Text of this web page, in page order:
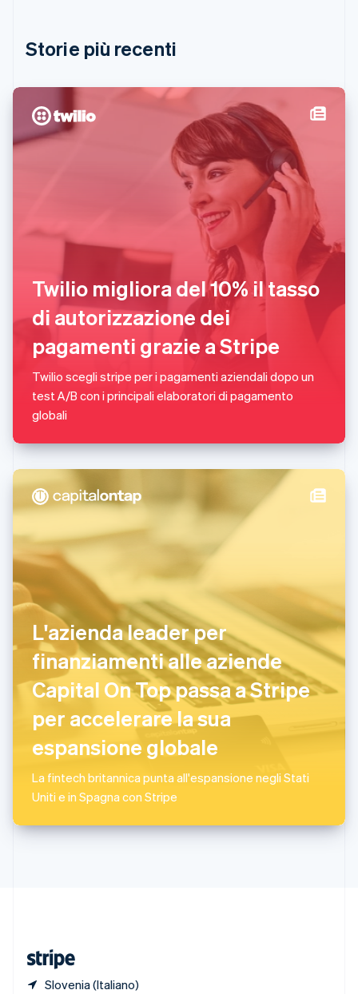
Storie più recenti
Twilio migliora del 10% il tasso
di autorizzazione dei
pagamenti grazie a Stripe
Twilio scegli stripe per i pagamenti aziendali dopo un
test A/B con i principali elaboratori di pagamento
globali
L'azienda leader per
finanziamenti alle aziende
Capital On Top passa a Stripe
per accelerare la sua
espansione globale
La fintech britannica punta all'espansione negli Stati
Uniti e in Spagna con Stripe
Slovenia (Italiano)
India
Irlanda
Italia
Italiano
Lussemburgo
Malaysia
English简体中文
Malta
Messico
Norvegia
English
Nuova Zelanda
Paesi Bassi
English
Portogallo
RAS di Hong Kong, Cina
English
Regno Unito
Repubblica Ceca
English
Romania
English
Singapore
English简体中文
Slovacchia
English
EnglishItaliano
Spagna
EspañolEnglish
Stati Uniti
Svezia